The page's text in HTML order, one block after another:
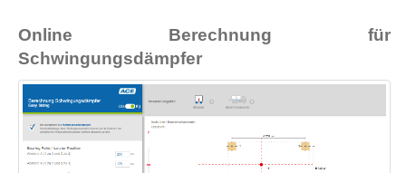
Online Berechnung für
Schwingungsdämpfer